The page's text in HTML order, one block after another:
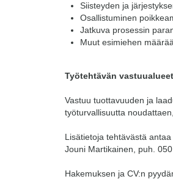
Siisteyden ja
Osallistuminen
Jatkuva prosessin
Muut esimiehen
Työtehtävän vastuualueet
Vastuu tuottavuuden ja
työturvallisuutta
Lisätietoja tehtävästä
Jouni Martikainen, puh.
Hakemuksen ja CV:n